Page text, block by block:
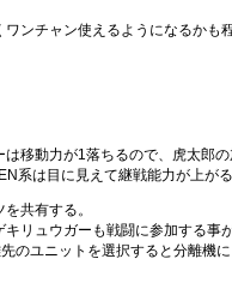
ンチャン使えるようになるかも程
移動力が1落ちるので、虎太郎
系は目に見えて継戦能力が上がる
を共有する。
リュウガーも戦闘に参加する事
ユニットを選択すると分離機に